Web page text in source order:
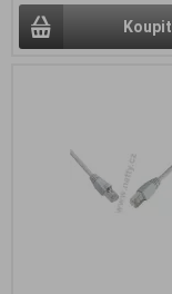
Koupit